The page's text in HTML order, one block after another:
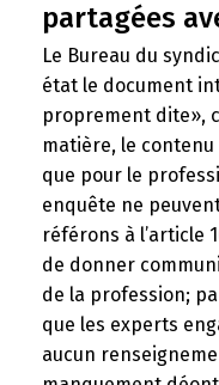
partagées
Le Bureau du
état le document
proprement dite»,
matière, le
que pour le
enquête ne
référons à l’article
de donner
de la profession;
que les experts
aucun